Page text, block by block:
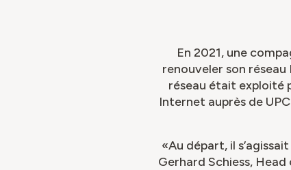
En 2021, une
renouveler son réseau
réseau était exploité
Internet auprès de
«Au départ, il
Gerhard Schiess,